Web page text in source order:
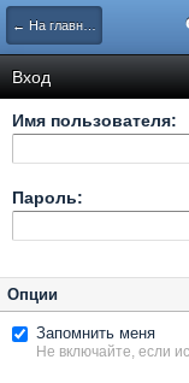
← На главную
Вход
Имя пользователя:
Пароль:
Опции
Запомнить меня
Не включайте, если